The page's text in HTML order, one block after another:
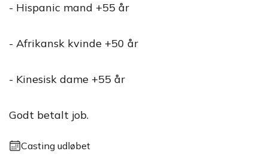
- Hispanic mand +55 år
- Afrikansk kvinde +50 år
- Kinesisk dame +55 år
Godt betalt job.
Casting udløbet